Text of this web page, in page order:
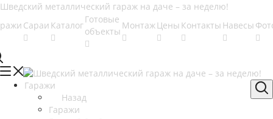
Сараи Каталог
Готовые
объекты
МонтажЦены Контакты Навесы
Гаражи
Назад
Гаражи